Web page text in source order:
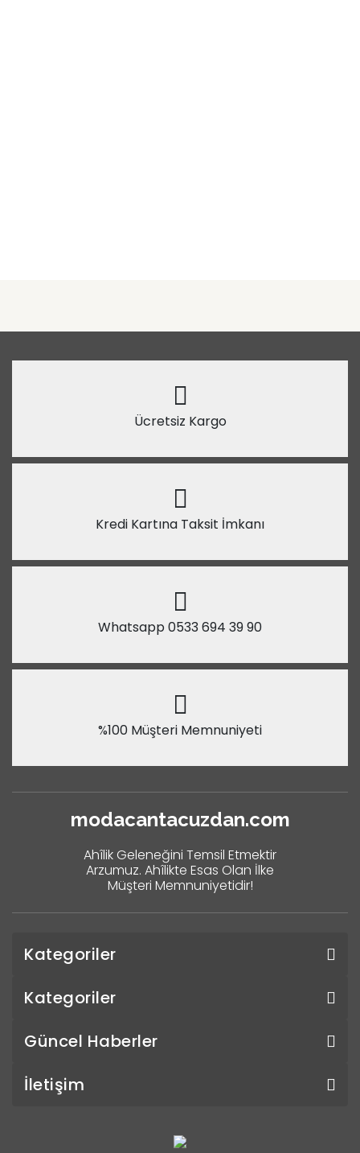
Ücretsiz Kargo
Kredi Kartına Taksit İmkanı
Whatsapp 0533 694 39 90
%100 Müşteri Memnuniyeti
modacantacuzdan.com
Ahîlik Geleneğini Temsil Etmektir
Arzumuz. Ahîlikte Esas Olan İlke
Müşteri Memnuniyetidir!
Kategoriler
Kategoriler
Güncel Haberler
İletişim